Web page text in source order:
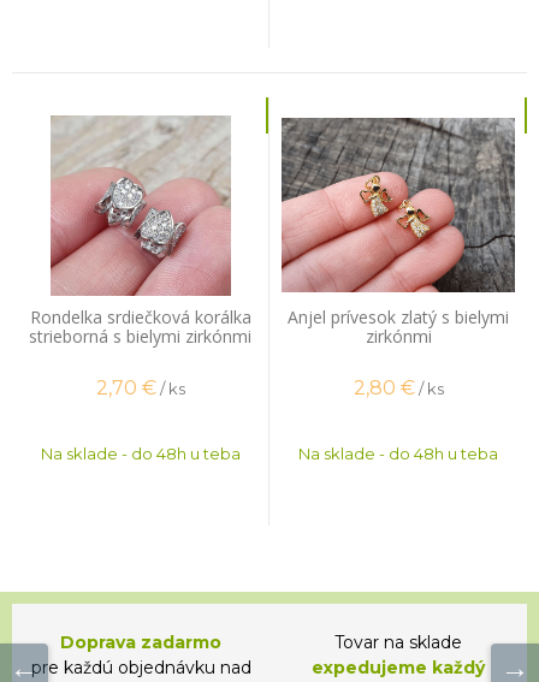
Rondelka srdiečková korálka
strieborná s bielymi zirkónmi
2,70 € / ks
Na sklade - do 48h u teba
Anjel prívesok zlatý s bielymi
zirkónmi
2,80 € / ks
Na sklade - do 48h u teba
Doprava zadarmo
pre každú objednávku nad
Tovar na sklade
expedujeme každý